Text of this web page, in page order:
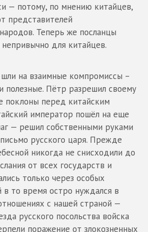
— потому, по мнению китайцев,
представителей
Теперь же посланцы
для китайцев.
на взаимные компромиссы –
полезные. Пётр разрешил своему
поклоны перед китайским
император пошёл на еще
— решил собственными руками
русского царя. Прежде
никогда не снисходили до
от всех государств и
только через особых
в то время остро нуждался в
с нашей страной —
русского посольства войска
поражение от злокозненных